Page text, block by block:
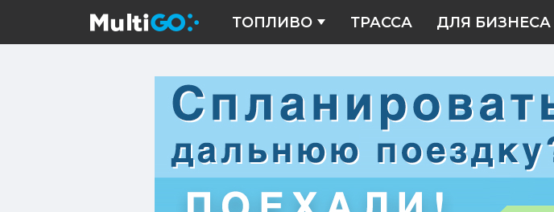
ТОПЛИВО ТРАССА ДЛЯ БИЗНЕСА